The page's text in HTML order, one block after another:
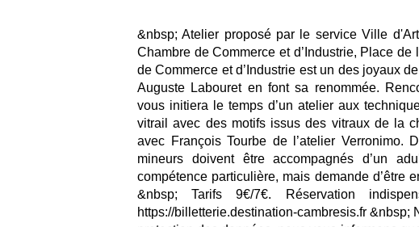
&nbsp; Atelier proposé par le service Ville
Chambre de Commerce et d’Industrie, Place
de Commerce et d’Industrie est un des joyaux
Auguste Labouret en font sa renommée.
vous initiera le temps d’un atelier aux
vitrail avec des motifs issus des vitraux de la
avec François Tourbe de l’atelier
mineurs doivent être accompagnés d’un
compétence particulière, mais demande d’être
&nbsp; Tarifs 9€/7€. Réservation
https://billetterie.destination-cambresis.fr